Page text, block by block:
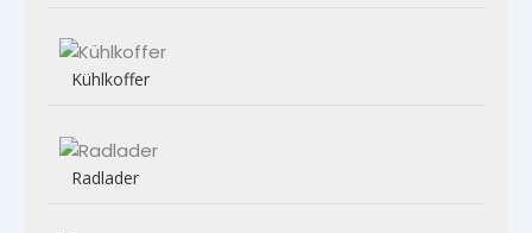
Kühlkoffer
Radlader